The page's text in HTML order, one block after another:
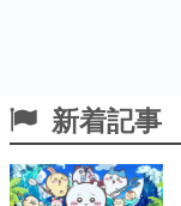
新着記事